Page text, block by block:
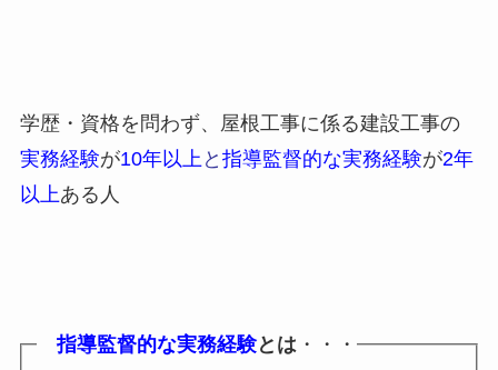
学歴・資格を問わず、屋根工事に係る建設工事の
実務経験が10年以上 と 指導監督的な実務経験が2年
以上ある人
指導監督的な実務経験とは ・・・